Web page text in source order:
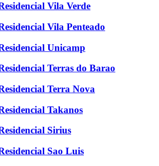
Vila Verde
Vila Penteado
Unicamp
Terras do Barao
Terra Nova
Takanos
Sirius
Sao Luis